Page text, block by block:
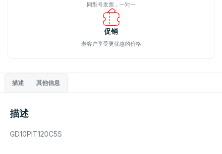
同型号发票，一对一
促销
老客户享受更优惠的价格
描述 其他信息
描述
GD10PIT120C5S